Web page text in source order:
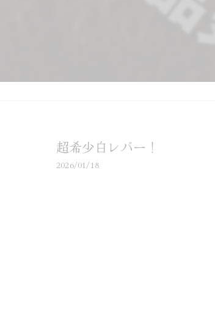
超希少白レバー！
2026/01/18